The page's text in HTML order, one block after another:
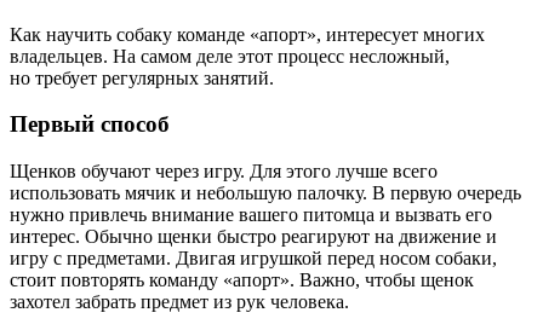
Как научить собаку команде «апорт», интересует многих
владельцев. На самом деле этот процесс несложный,
но требует регулярных занятий.
Первый способ
Щенков обучают через игру. Для этого лучше всего
использовать мячик и небольшую палочку. В первую очередь
нужно привлечь внимание вашего питомца и вызвать его
интерес. Обычно щенки быстро реагируют на движение и
игру с предметами. Двигая игрушкой перед носом собаки,
стоит повторять команду «апорт». Важно, чтобы щенок
захотел забрать предмет из рук человека.